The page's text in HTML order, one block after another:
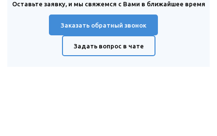
Оставьте заявку, и мы свяжемся с Вами в ближайшее время
Заказать обратный звонок
Задать вопрос в чате